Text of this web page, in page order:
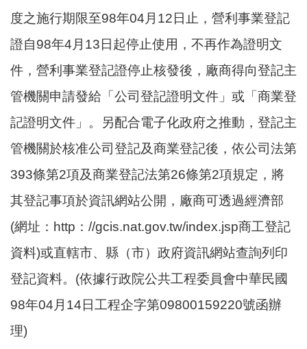
度之施行期限至98年04月12日止，營利事業登記
證自98年4月13日起停止使用，不再作為證明文
件，營利事業登記證停止核發後，廠商得向登記主
管機關申請發給「公司登記證明文件」或「商業登
記證明文件」。另配合電子化政府之推動，登記主
管機關於核准公司登記及商業登記後，依公司法第
393條第2項及商業登記法第26條第2項規定，將
其登記事項於資訊網站公開，廠商可透過經濟部
(網址：http：//gcis.nat.gov.tw/index.jsp商工登記
資料)或直轄市、縣（市）政府資訊網站查詢列印
登記資料。(依據行政院公共工程委員會中華民國
98年04月14日工程企字第09800159220號函辦
理)